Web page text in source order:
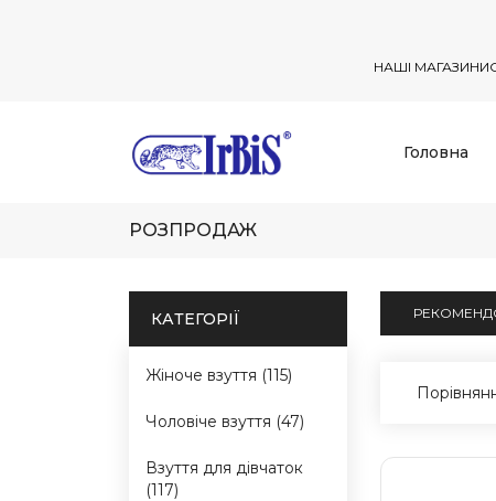
НАШІ МАГАЗИНИ
Головна
РОЗПРОДАЖ
КАТЕГОРІЇ
Жіноче взуття (115)
Чоловіче взуття (47)
Взуття для дівчаток
(117)